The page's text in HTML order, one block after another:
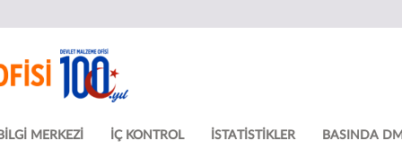
MERKEZİ İÇ KONTROL İSTATİSTİKLER BASINDA